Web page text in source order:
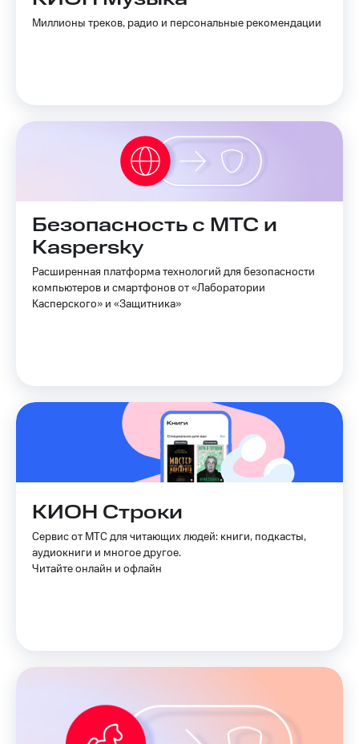
Миллионы треков, радио и персональные рекомендации
Безопасность с МТС и
Kaspersky
Расширенная платформа технологий для безопасности
компьютеров и смартфонов от «Лаборатории
Касперского» и «Защитника»
КИОН Строки
Сервис от МТС для читающих людей: книги, подкасты,
аудиокниги и многое другое.
Читайте онлайн и офлайн